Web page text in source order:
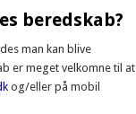
beredskab?
man kan blive
er meget velkomne til at
og/eller på mobil